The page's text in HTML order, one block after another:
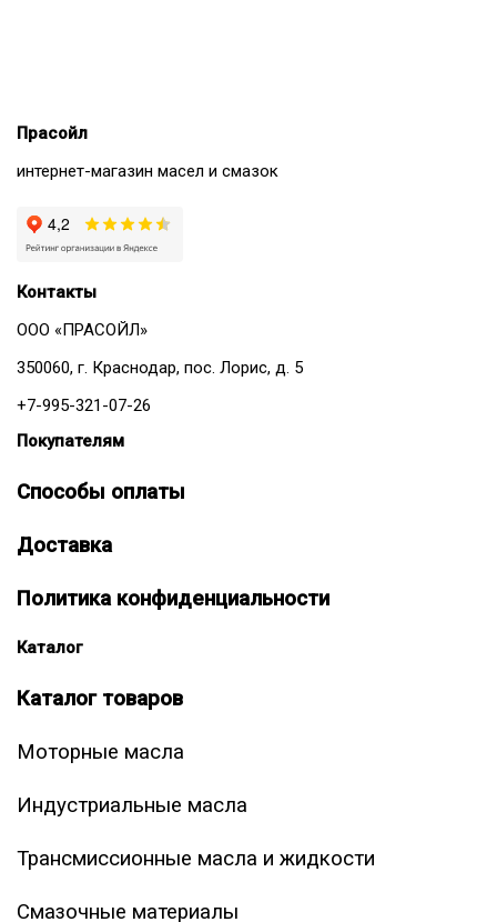
Прасойл
интернет-магазин масел и смазок
Контакты
ООО «ПРАСОЙЛ»
350060, г. Краснодар, пос. Лорис, д. 5
+7-995-321-07-26
Покупателям
Способы оплаты
Доставка
Политика конфиденциальности
Каталог
Каталог товаров
Моторные масла
Индустриальные масла
Трансмиссионные масла и жидкости
Смазочные материалы